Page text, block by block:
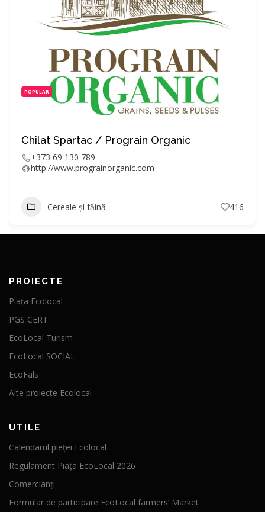
POPULAR
Chilat Spartac / Prograin Organic
+373 69 130 789
http://www.prograinorganic.com
Cereale și făină 416
PROIECTE
Piața Ecolocal
PGS CERT
EcoLocal Turism
EcoLocal SOCIAL
EcoFals
Alte proiecte Ecolocal
UTILE
Calendarul pieței Ecolocal
Regulament Piața EcoLocal 2026
Comercianți
Formular de participare EcoLocal farmers’ Market